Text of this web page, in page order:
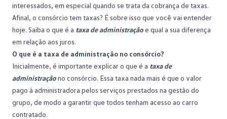
interessados, em especial quando se trata da cobrança de taxas.
Afinal, o consórcio tem taxas? É sobre isso que você vai entender
hoje. Saiba o que é a taxa de administraçãoe qual a sua diferença
em relação aos juros.
O que é a taxa de administração no consórcio?
Inicialmente, é importante explicar o que é a taxa de
administraçãono consórcio. Essa taxa nada mais é que o valor
pago à administradora pelos serviços prestados na gestão do
grupo, de modo a garantir que todos tenham acesso ao carro
contratado.